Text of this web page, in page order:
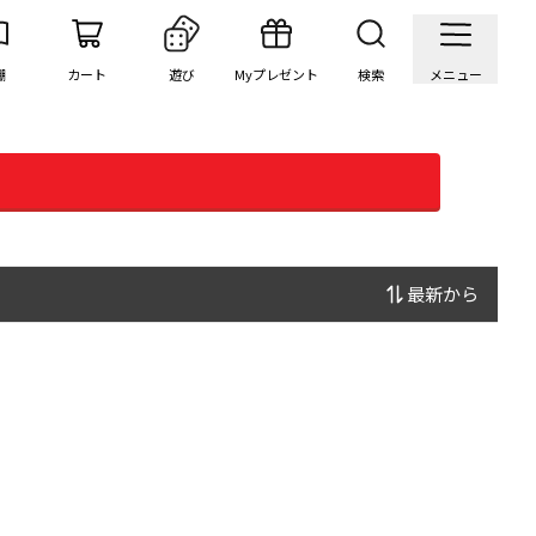
カート 遊び Myプレゼント 検索 メニュー
最新から